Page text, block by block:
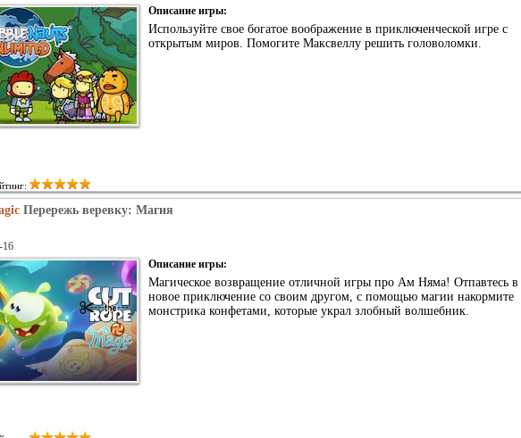
Описание игры:
Используйте свое богатое воображение в приключенческой игре с
открытым миров. Помогите Максвеллу решить головоломки.
Перережь веревку: Магия
16
Описание игры:
Магическое возвращение отличной игры про Ам Няма! Отпавтесь в
новое приключение со своим другом, с помощью магии накормите
монстрика конфетами, которые украл злобный волшебник.